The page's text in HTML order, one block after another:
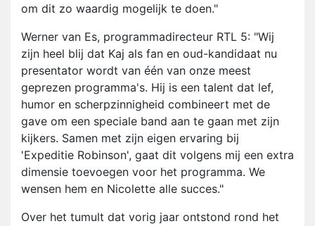
om dit zo waardig mogelijk te doen."
Werner van Es, programmadirecteur RTL 5: "Wij
zijn heel blij dat Kaj als fan en oud-kandidaat nu
presentator wordt van één van onze meest
geprezen programma's. Hij is een talent dat lef,
humor en scherpzinnigheid combineert met de
gave om een speciale band aan te gaan met zijn
kijkers. Samen met zijn eigen ervaring bij
'Expeditie Robinson', gaat dit volgens mij een extra
dimensie toevoegen voor het programma. We
wensen hem en Nicolette alle succes."
Over het tumult dat vorig jaar ontstond rond het